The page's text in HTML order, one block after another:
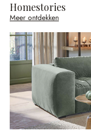
Homestories
Meer ontdekken